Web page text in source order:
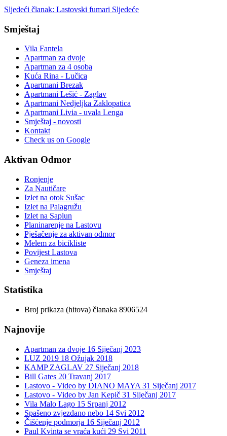
Sljedeći članak: Lastovski fumari Sljedeće
Smještaj
Vila Fantela
Apartman za dvoje
Apartman za 4 osoba
Kuća Rina - Lučica
Apartmani Brezak
Apartmani Lešić - Zaglav
Apartmani Nedjeljka Zaklopatica
Apartmani Livia - uvala Lenga
Smještaj - novosti
Kontakt
Check us on Google
Aktivan Odmor
Ronjenje
Za Nautičare
Izlet na otok Sušac
Izlet na Palagružu
Izlet na Saplun
Planinarenje na Lastovu
Pješačenje za aktivan odmor
Melem za bicikliste
Povijest Lastova
Geneza imena
Smještaj
Statistika
Broj prikaza (hitova) članaka 8906524
Najnovije
Apartman za dvoje 16 Siječanj 2023
LUZ 2019 18 Ožujak 2018
KAMP ZAGLAV 27 Siječanj 2018
Bill Gates 20 Travanj 2017
Lastovo - Video by DIANO MAYA 31 Siječanj 2017
Lastovo - Video by Jan Kepič 31 Siječanj 2017
Vila Malo Lago 15 Srpanj 2012
Spašeno zvjezdano nebo 14 Svi 2012
Čišćenje podmorja 16 Siječanj 2012
Paul Kvinta se vraća kući 29 Svi 2011